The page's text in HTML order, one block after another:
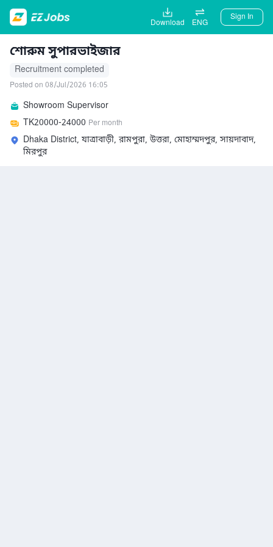
Download ENG
Sign In
শোরুম সুপারভাইজার
Recruitment completed
Posted on 08/Jul/2026 16:05
Showroom Supervisor
TK20000-24000 Per month
Dhaka District, যাত্রাবাড়ী, রামপুরা, উত্তরা, মোহাম্মদপুর, সায়দাবাদ,
মিরপুর